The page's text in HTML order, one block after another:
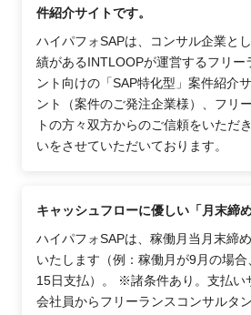
件紹介サイトです。
ハイパフォSAPは、コンサル企業と
績があるINTLOOPが運営するフリー
ント向けの「SAP特化型」案件紹介
ント（案件のご発注企業様）、フリ
トの方々双方からのご信頼をいただ
いをさせていただいております。
キャッシュフローに優しい「月末締
ハイパフォSAPは、稼働月当月末締
いたします（例：稼働月が9月の場
15日支払）。 ※諸条件あり。支払い
会社員からフリーランスコンサルタ